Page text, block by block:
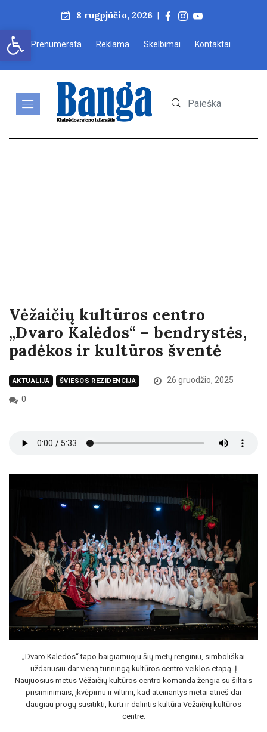
Open toolbar
8 rugpjūčio, 2026 |
Prenumerata Reklama Skelbimai Kontaktai
Vėžaičių kultūros centro
„Dvaro Kalėdos“ – bendrystės,
padėkos ir kultūros šventė
AKTUALIJA ŠVIESOS REZIDENCIJA
26 gruodžio, 2025
0
„Dvaro Kalėdos“ tapo baigiamuoju šių metų renginiu, simboliškai
uždariusiu dar vieną turiningą kultūros centro veiklos etapą. Į
Naujuosius metus Vėžaičių kultūros centro komanda žengia su šiltais
prisiminimais, įkvėpimu ir viltimi, kad ateinantys metai atneš dar
daugiau progų susitikti, kurti ir dalintis kultūra Vėžaičių kultūros
centre.